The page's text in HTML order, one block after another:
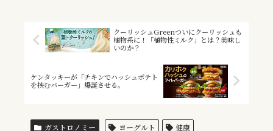
クーリッシュGreenついにクーリッシュも
植物系に！「植物性ミルク」とは？美味し
いのか？
ケンタッキーが「チキンでハッシュポテト
を挟むバーガー」爆誕させる。
ガストロノミー ヨーグルト 健康